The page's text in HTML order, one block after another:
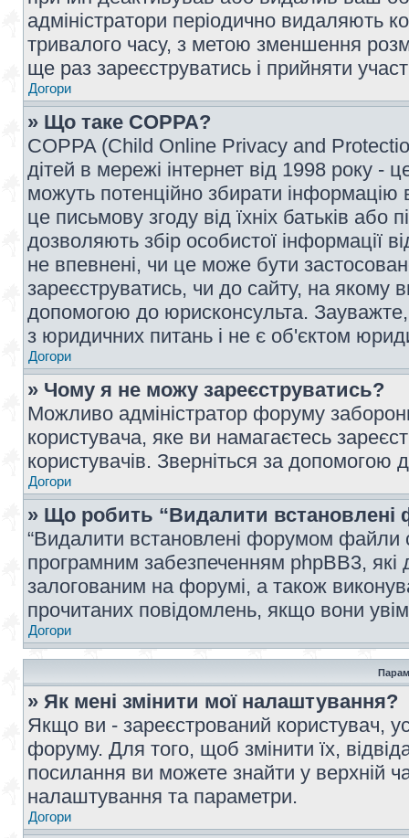
адміністратори періодично видаляють
тривалого часу, з метою зменшення
ще раз зареєструватись і прийняти
Догори
» Що таке COPPA?
COPPA (Child Online Privacy and
дітей в мережі інтернет від 1998 року -
можуть потенційно збирати інформацію
це письмову згоду від їхніх батьків або
дозволяють збір особистої інформації
не впевнені, чи це може бути
зареєструватись, чи до сайту, на якому
допомогою до юрисконсульта.
з юридичних питань і не є об'єктом
Догори
» Чому я не можу зареєструватись?
Можливо адміністратор форуму
користувача, яке ви намагаєтесь
користувачів. Зверніться за допомогою
Догори
» Що робить “Видалити
“Видалити встановлені форумом файли
програмним забезпеченням phpBB3,
залогованим на форумі, а також
прочитаних повідомлень, якщо вони
Догори
» Як мені змінити мої налаштування?
Якщо ви - зареєстрований користувач,
форуму. Для того, щоб змінити їх,
посилання ви можете знайти у верхній
налаштування та параметри.
Догори